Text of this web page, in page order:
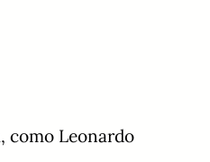
como Leonardo